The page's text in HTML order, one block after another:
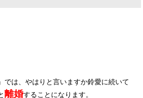
では、やはりと言いますか鈴愛に続いて
離婚することになります。